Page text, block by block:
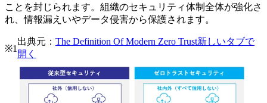
ことを封じられます。組織のセキュリティ体制全体が強化さ
れ、情報漏えいやデータ侵害から保護されます。
※1
出典元： The Definition Of Modern Zero Trust新しいタブで
開く